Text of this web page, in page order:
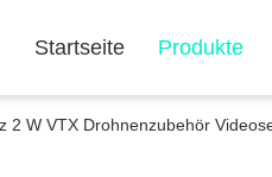
Startseite Produkte
W VTX Drohnenzubehör